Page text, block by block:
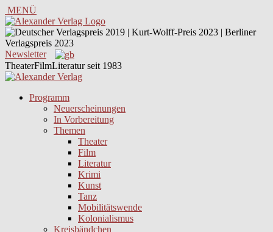
MENÜ
Newsletter
TheaterFilmLiteratur seit 1983
Programm
Neuerscheinungen
In Vorbereitung
Themen
Theater
Film
Literatur
Krimi
Kunst
Tanz
Mobilitätswende
Kolonialismus
Kreisbändchen